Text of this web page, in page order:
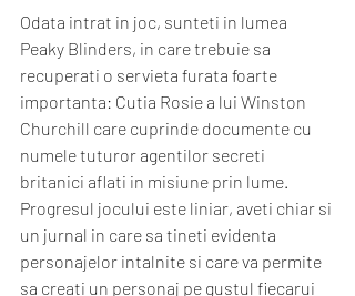
Odata intrat in joc, sunteti in lumea
Peaky Blinders, in care trebuie sa
recuperati o servieta furata foarte
importanta: Cutia Rosie a lui Winston
Churchill care cuprinde documente cu
numele tuturor agentilor secreti
britanici aflati in misiune prin lume.
Progresul jocului este liniar, aveti chiar si
un jurnal in care sa tineti evidenta
personajelor intalnite si care va permite
sa creati un personaj pe gustul fiecarui